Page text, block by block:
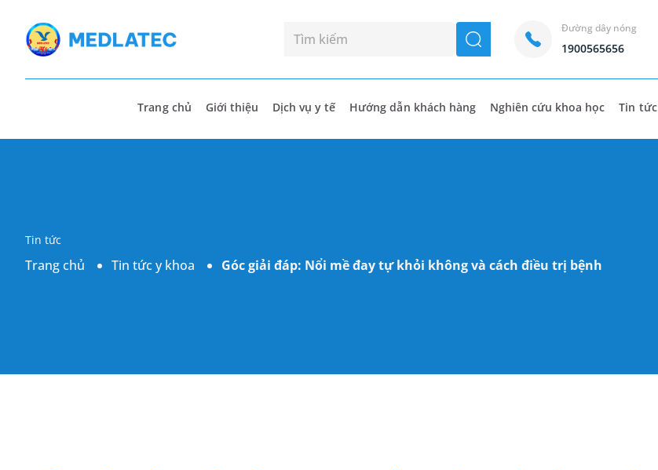
seach
Đường dây nóng
1900565656
Trang chủ Giới thiệu Dịch vụ y tế Hướng dẫn khách hàng Nghiên cứu khoa học Tin tức
Tin tức
Trang chủ Tin tức y khoa Góc giải đáp: Nổi mề đay tự khỏi không và cách điều trị bệnh